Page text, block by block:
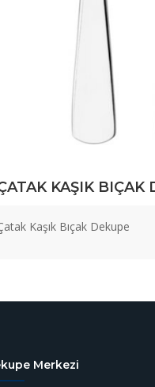
KAŞIK BIÇAK
Kaşık Bıçak Dekupe
Merkezi